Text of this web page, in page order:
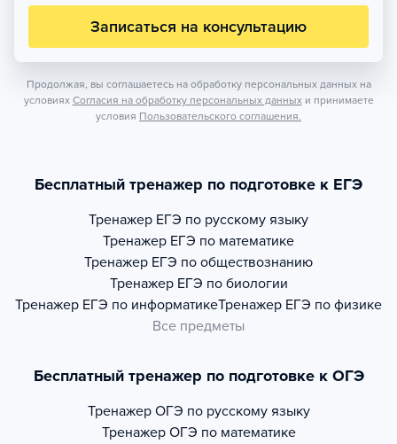
Записаться на консультацию
Продолжая, вы соглашаетесь на обработку персональных данных на
условиях Согласия на обработку персональных данных и принимаете
условия Пользовательского соглашения.
Бесплатный тренажер по подготовке к ЕГЭ
Тренажер ЕГЭ по русскому языку
Тренажер ЕГЭ по математике
Тренажер ЕГЭ по обществознанию
Тренажер ЕГЭ по биологии
Тренажер ЕГЭ по информатикеТренажер ЕГЭ по физике
Все предметы
Бесплатный тренажер по подготовке к ОГЭ
Тренажер ОГЭ по русскому языку
Тренажер ОГЭ по математике